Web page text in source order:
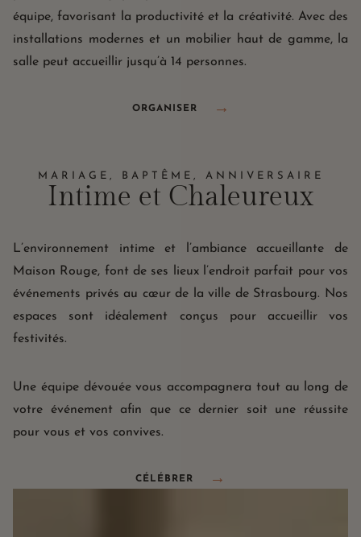
équipe, favorisant la productivité et la créativité. Avec des
installations modernes et un mobilier haut de gamme, la
salle peut accueillir jusqu’à 14 personnes.
ORGANISER
MARIAGE, BAPTÊME, ANNIVERSAIRE
Intime et Chaleureux
L’environnement intime et l’ambiance accueillante de
Maison Rouge, font de ses lieux l’endroit parfait pour vos
événements privés au cœur de la ville de Strasbourg. Nos
espaces sont idéalement conçus pour accueillir vos
festivités.
Une équipe dévouée vous accompagnera tout au long de
votre événement afin que ce dernier soit une réussite
pour vous et vos convives.
CÉLÉBRER